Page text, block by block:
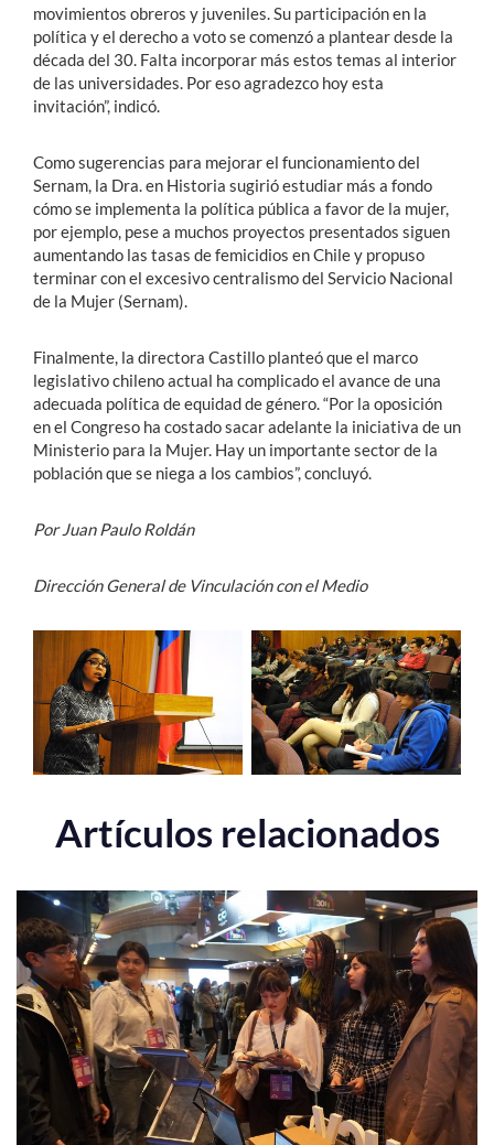
movimientos obreros y juveniles. Su participación en la
política y el derecho a voto se comenzó a plantear desde la
década del 30. Falta incorporar más estos temas al interior
de las universidades. Por eso agradezco hoy esta
invitación”, indicó.
Como sugerencias para mejorar el funcionamiento del
Sernam, la Dra. en Historia sugirió estudiar más a fondo
cómo se implementa la política pública a favor de la mujer,
por ejemplo, pese a muchos proyectos presentados siguen
aumentando las tasas de femicidios en Chile y propuso
terminar con el excesivo centralismo del Servicio Nacional
de la Mujer (Sernam).
Finalmente, la directora Castillo planteó que el marco
legislativo chileno actual ha complicado el avance de una
adecuada política de equidad de género. “Por la oposición
en el Congreso ha costado sacar adelante la iniciativa de un
Ministerio para la Mujer. Hay un importante sector de la
población que se niega a los cambios”, concluyó.
Por Juan Paulo Roldán
Dirección General de Vinculación con el Medio
Artículos relacionados